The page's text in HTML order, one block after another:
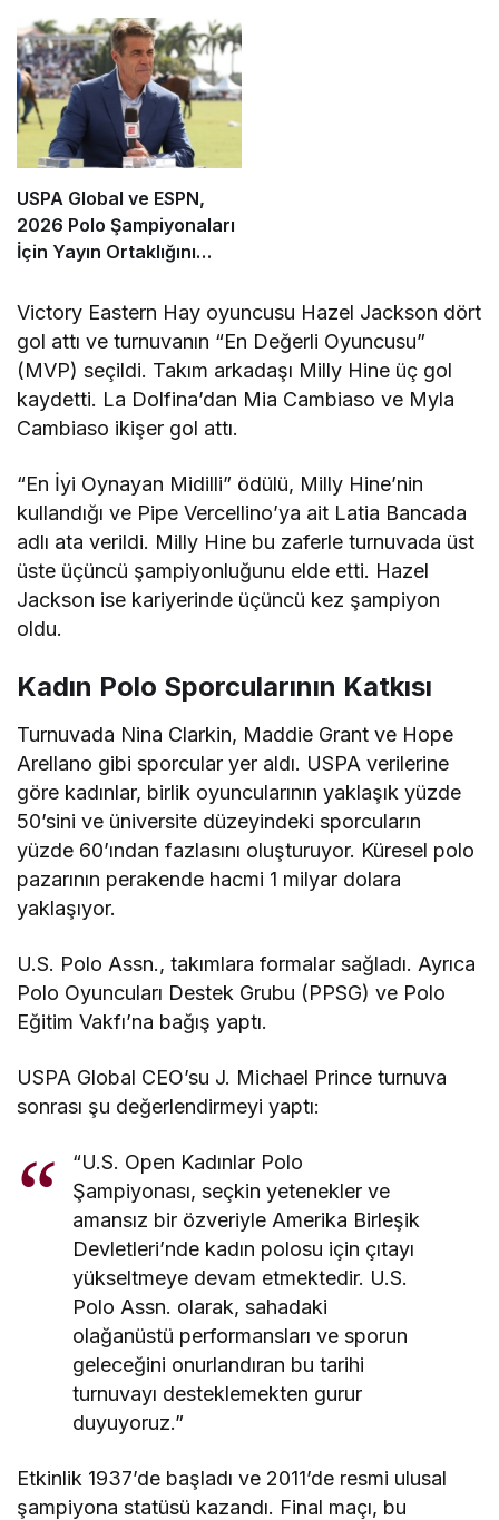
İçin Başvurular Açıldı
USPA Global ve ESPN,
2026 Polo Şampiyonaları
İçin Yayın Ortaklığını
Victory Eastern Hay oyuncusu Hazel Jackson dört
gol attı ve turnuvanın “En Değerli Oyuncusu”
(MVP) seçildi. Takım arkadaşı Milly Hine üç gol
kaydetti. La Dolfina’dan Mia Cambiaso ve Myla
Cambiaso ikişer gol attı.
“En İyi Oynayan Midilli” ödülü, Milly Hine’nin
kullandığı ve Pipe Vercellino’ya ait Latia Bancada
adlı ata verildi. Milly Hine bu zaferle turnuvada üst
üste üçüncü şampiyonluğunu elde etti. Hazel
Jackson ise kariyerinde üçüncü kez şampiyon
oldu.
Kadın Polo Sporcularının Katkısı
Turnuvada Nina Clarkin, Maddie Grant ve Hope
Arellano gibi sporcular yer aldı. USPA verilerine
göre kadınlar, birlik oyuncularının yaklaşık yüzde
50’sini ve üniversite düzeyindeki sporcuların
yüzde 60’ından fazlasını oluşturuyor. Küresel polo
pazarının perakende hacmi 1 milyar dolara
yaklaşıyor.
U.S. Polo Assn., takımlara formalar sağladı. Ayrıca
Polo Oyuncuları Destek Grubu (PPSG) ve Polo
Eğitim Vakfı’na bağış yaptı.
USPA Global CEO’su J. Michael Prince turnuva
sonrası şu değerlendirmeyi yaptı:
“U.S. Open Kadınlar Polo
Şampiyonası, seçkin yetenekler ve
amansız bir özveriyle Amerika Birleşik
Devletleri’nde kadın polosu için çıtayı
yükseltmeye devam etmektedir. U.S.
Polo Assn. olarak, sahadaki
olağanüstü performansları ve sporun
geleceğini onurlandıran bu tarihi
turnuvayı desteklemekten gurur
duyuyoruz.”
Etkinlik 1937’de başladı ve 2011’de resmi ulusal
şampiyona statüsü kazandı. Final maçı, bu